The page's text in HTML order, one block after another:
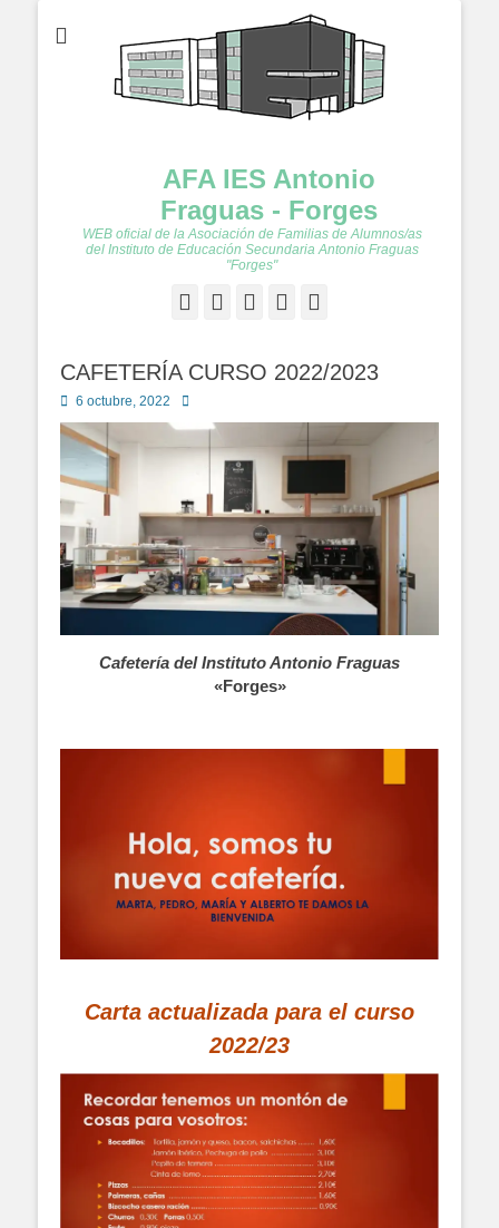
AFA IES Antonio
Fraguas - Forges
WEB oficial de la Asociación de Familias de Alumnos/as
del Instituto de Educación Secundaria Antonio Fraguas
"Forges"
Facebook
Twitter
Feed YouTube
CAFETERÍA CURSO 2022/2023
Publicado
en
6 octubre, 2022 Autor
Cafetería del Instituto Antonio Fraguas
«Forges»
Carta actualizada para el curso
2022/23